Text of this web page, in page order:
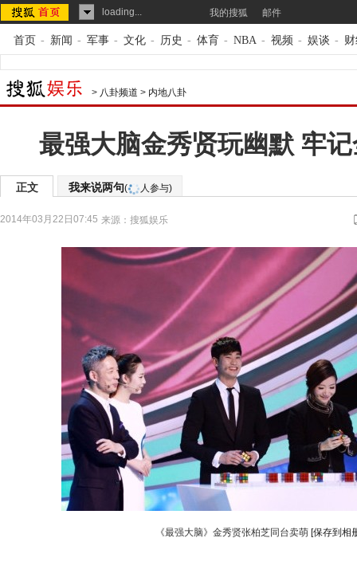
loading... 我的搜狐 邮件
首页 - 新闻 - 军事 - 文化 - 历史 - 体育 - NBA - 视频 - 娱谈 -
> 八卦频道 > 内地八卦
最强大脑金秀贤玩幽默 牢
正文 我来说两句( 人参与)
2014年03月22日07:45 来源： 搜狐娱乐
《最强大脑》金秀贤张柏芝同台卖萌 [保存到相